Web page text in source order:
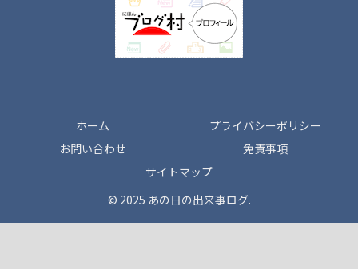
ホーム
プライバシーポリシー
お問い合わせ
免責事項
サイトマップ
© 2025 あの日の出来事ログ.